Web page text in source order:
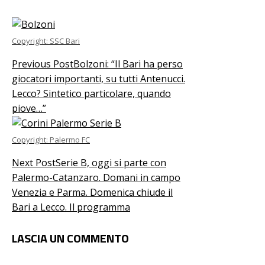
Copyright: SSC Bari
Previous PostBolzoni: “Il Bari ha perso
giocatori importanti, su tutti Antenucci.
Lecco? Sintetico particolare, quando
piove…”
Copyright: Palermo FC
Next PostSerie B, oggi si parte con
Palermo-Catanzaro. Domani in campo
Venezia e Parma. Domenica chiude il
Bari a Lecco. Il programma
LASCIA UN COMMENTO